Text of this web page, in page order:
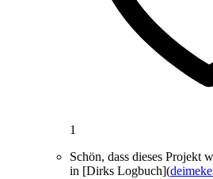
1
Schön, dass dieses Projekt
in [Dirks Logbuch](